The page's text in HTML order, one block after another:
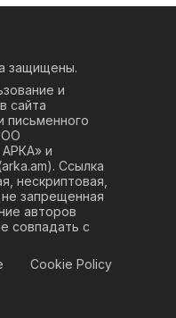
защищены.
и
сайта
письменного
и
arka.am). Ссылка
нескриптовая,
запрещенная
авторов
совпадать с
Cookie Policy